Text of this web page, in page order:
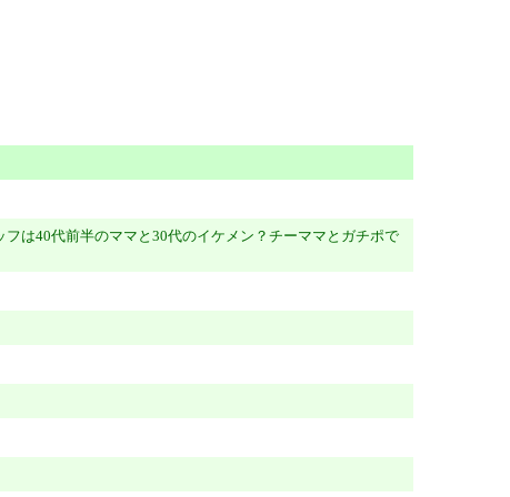
は40代前半のママと30代のイケメン？チーママとガチポで